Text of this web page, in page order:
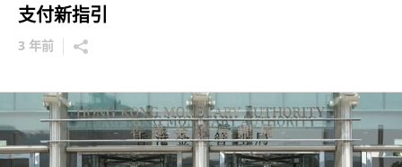
支付新指引
3 年前